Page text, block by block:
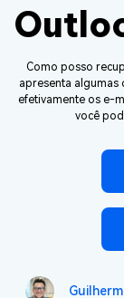
Como posso
apresenta algumas
efetivamente os e-
você